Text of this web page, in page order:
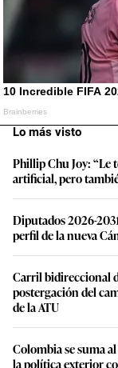
Lo más visto
Phillip Chu Joy: “Le
artificial, pero
Diputados 2026-
perfil de la nueva
Carril bidireccional
postergación del
de la ATU
Colombia se suma
la política exterior